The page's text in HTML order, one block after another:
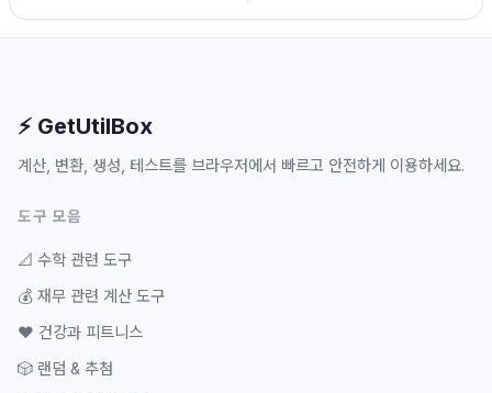
⚡ GetUtilBox
계산, 변환, 생성, 테스트를 브라우저에서 빠르고 안전하게 이용하세요.
도구 모음
📐 수학 관련 도구
💰 재무 관련 계산 도구
❤️ 건강과 피트니스
🎲 랜덤 & 추첨